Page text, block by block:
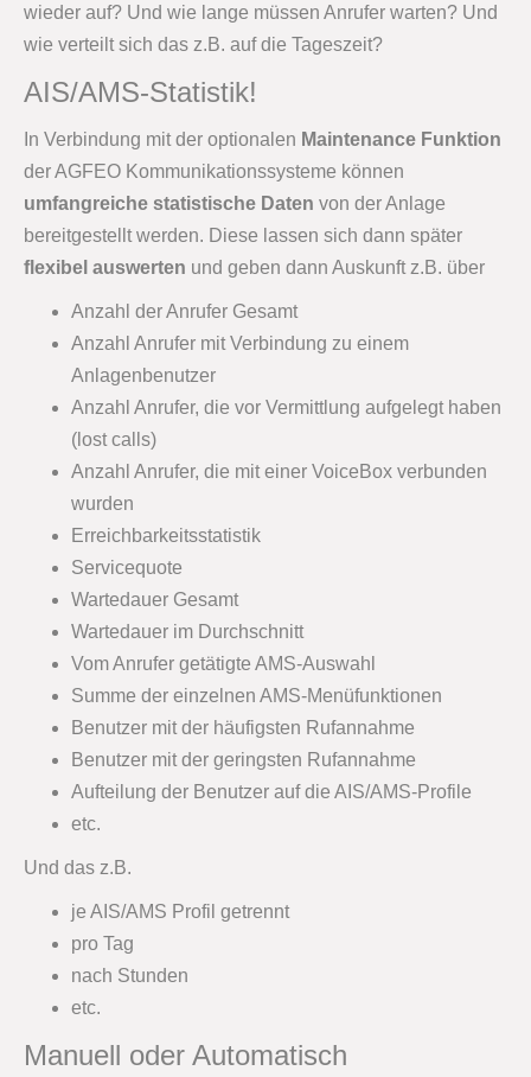
wieder auf? Und wie lange müssen Anrufer warten? Und
wie verteilt sich das z.B. auf die Tageszeit?
AIS/AMS-Statistik!
In Verbindung mit der optionalen Maintenance Funktion
der AGFEO Kommunikationssysteme können
umfangreiche statistische Daten von der Anlage
bereitgestellt werden. Diese lassen sich dann später
flexibel auswerten und geben dann Auskunft z.B. über
Anzahl der Anrufer Gesamt
Anzahl Anrufer mit Verbindung zu einem
Anlagenbenutzer
Anzahl Anrufer, die vor Vermittlung aufgelegt haben
(lost calls)
Anzahl Anrufer, die mit einer VoiceBox verbunden
wurden
Erreichbarkeitsstatistik
Servicequote
Wartedauer Gesamt
Wartedauer im Durchschnitt
Vom Anrufer getätigte AMS-Auswahl
Summe der einzelnen AMS-Menüfunktionen
Benutzer mit der häufigsten Rufannahme
Benutzer mit der geringsten Rufannahme
Aufteilung der Benutzer auf die AIS/AMS-Profile
etc.
Und das z.B.
je AIS/AMS Profil getrennt
pro Tag
nach Stunden
etc.
Manuell oder Automatisch